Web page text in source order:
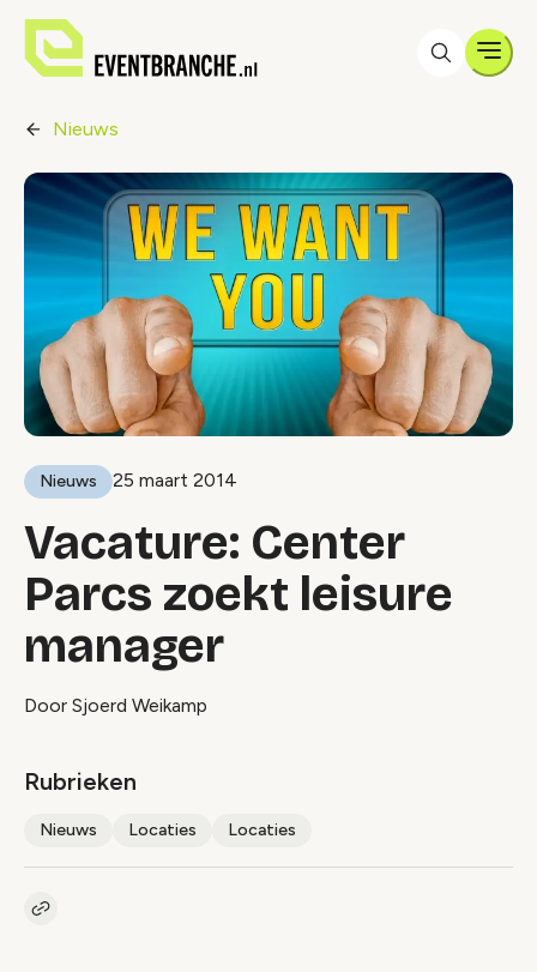
Nieuws
Nieuws 25 maart 2014
Vacature: Center
Parcs zoekt leisure
manager
Door Sjoerd Weikamp
Rubrieken
Nieuws Locaties Locaties
Kopieer link naar artikel